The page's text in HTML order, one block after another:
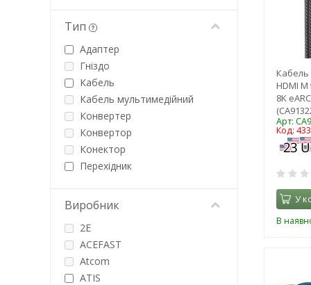
Кабель
HDMI M
8K
Арт:
Код:
У
В
Тип
Адаптер
Гніздо
Кабель
Кабель мультимедійний
Конвертер
Конвертор
Конектор
Перехідник
Розгалужувач
Спліттер
Штекер
Виробник
2E
ACEFAST
Atcom
ATIS